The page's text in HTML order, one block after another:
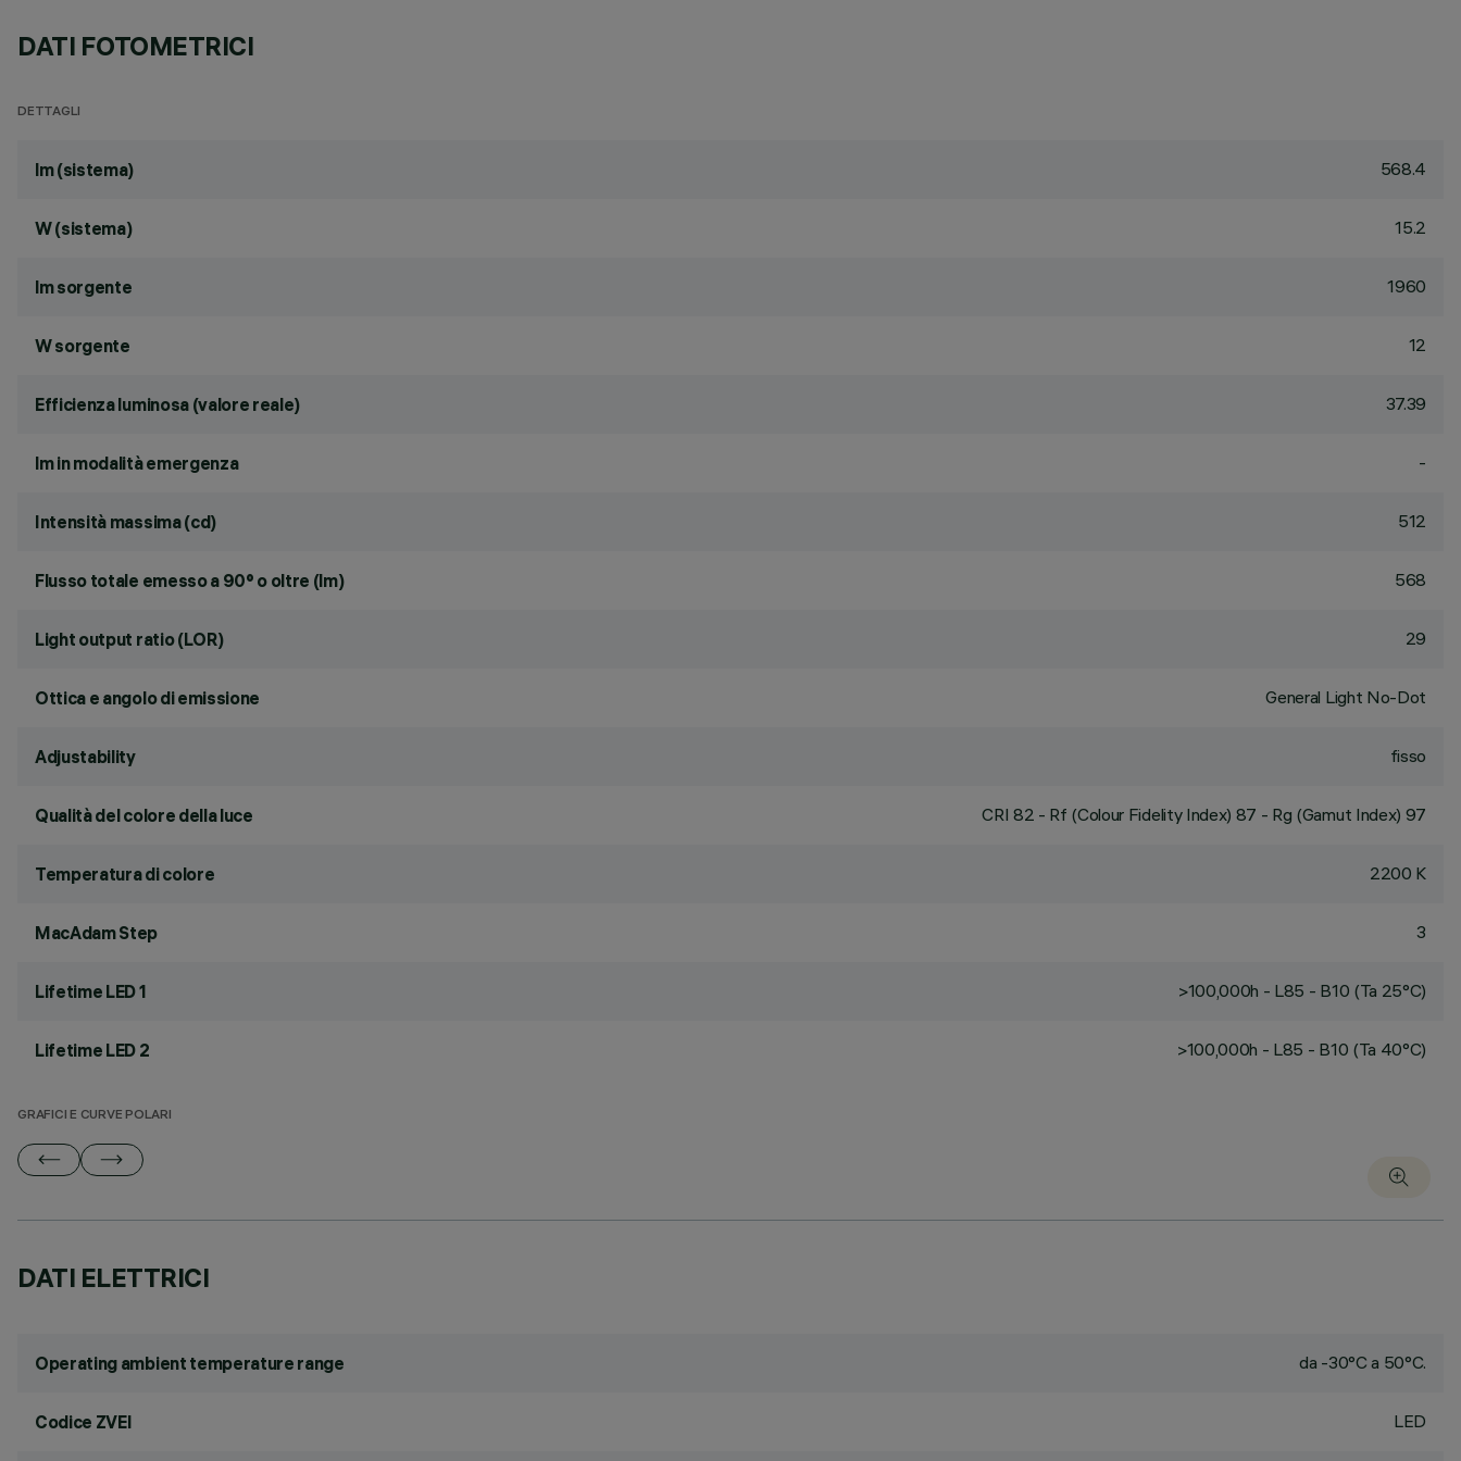
DATI FOTOMETRICI
DETTAGLI
lm (sistema) 568.4
W (sistema) 15.2
lm sorgente 1960
W sorgente 12
Efficienza luminosa (valore reale) 37.39
lm in modalità emergenza -
Intensità massima (cd) 512
Flusso totale emesso a 90° o oltre (lm) 568
Light output ratio (LOR) 29
Ottica e angolo di emissione General Light No-Dot
Adjustability fisso
Qualità del colore della luce CRI 82 - Rf (Colour Fidelity Index) 87 - Rg (Gamut Index) 97
Temperatura di colore 2200 K
MacAdam Step 3
Lifetime LED 1 >100,000h - L85 - B10 (Ta 25°C)
Lifetime LED 2 >100,000h - L85 - B10 (Ta 40°C)
GRAFICI E CURVE POLARI
DATI ELETTRICI
Operating ambient temperature range da -30°C a 50°C.
Codice ZVEI LED